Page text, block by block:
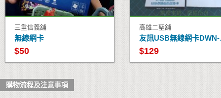
三重信義舖
無線網卡
$50
高雄二聖舖
友
$129
購物流程及注意事項